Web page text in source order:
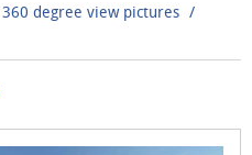
360 degree view pictures